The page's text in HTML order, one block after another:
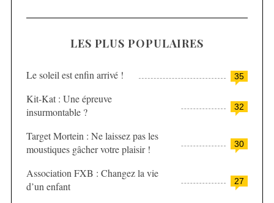
LES PLUS POPULAIRES
35
Le soleil est enfin arrivé !
32
Kit-Kat : Une épreuve
insurmontable ?
30
Target Mortein : Ne laissez pas les
moustiques gâcher votre plaisir !
27
Association FXB : Changez la vie
d’un enfant
h
f
: